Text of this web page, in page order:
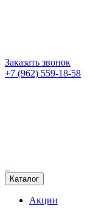
Заказать звонок
+7 (962) 559-18-58
Каталог
Акции